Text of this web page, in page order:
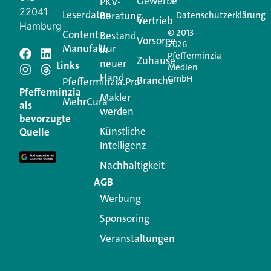
Schreiben Sie einen
Kommentar
Ihre E-Mail-Adresse wird nicht veröffentlicht.
Erforderliche Felder sind mit
Kommentar
22041
Hamburg
Pfefferminzia
als
bevorzugte
Quelle
Leserdaten
Content
Manufaktur
Links
Pfefferminzia.Pro
MehrCura
Beratung
Bestand
in
neuer
Hand
Makler
werden
Künstliche
Intelligenz
Nachhaltigkeit
AGB
Werbung
Sponsoring
Veranstaltungen
Vertrieb
Vorsorge
Zuhause
Branche
© 2013 -
2026
Pfefferminzia
Medien
GmbH
Datenschutzerklärung